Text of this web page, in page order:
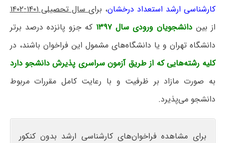
کارشناسی ارشد استعداد درخشان، برایسال تحصیلی ۱۴۰۱-۱۴۰۲
از بیندانشجویان ورودی سال ۱۳۹۷
که جزو پانزده درصد برتر
دانشگاه تهران و یا دانشگاه‌های مشمول این فراخوان باشند، در
کلیه رشته‌هایی که از طریق آزمون سراسری پذیرش دانشجو دارد
به صورت مازاد بر ظرفیت و با رعایت کامل مقررات مربوط
دانشجو می‌پذیرد.
برای مشاهده فراخوان‌های کارشناسی ارشد بدون کنکور